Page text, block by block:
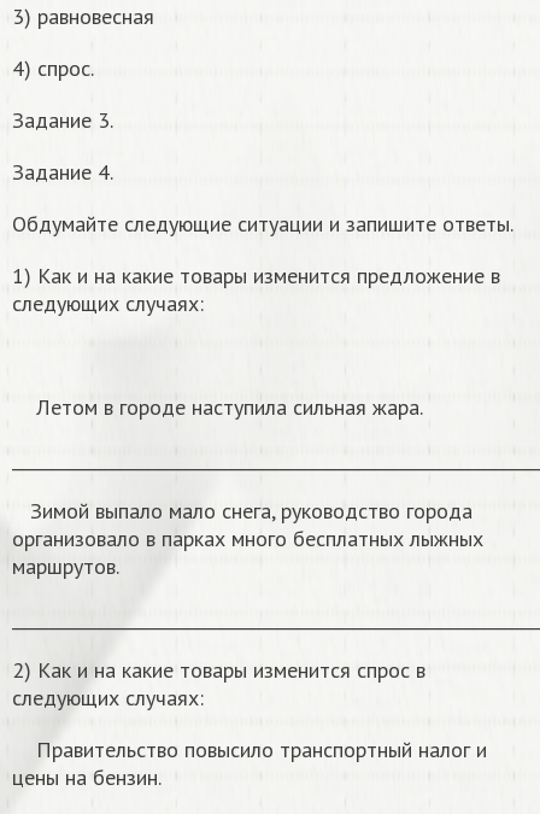
3) равновесная
4) спрос.
Задание 3.
Задание 4.
Обдумайте следующие ситуации и запишите ответы.
1) Как и на какие товары изменится предложение в
следующих случаях:
Летом в городе наступила сильная жара.
Зимой выпало мало снега, руководство города
организовало в парках много бесплатных лыжных
маршрутов.
2) Как и на какие товары изменится спрос в
следующих случаях:
Правительство повысило транспортный налог и
цены на бензин.